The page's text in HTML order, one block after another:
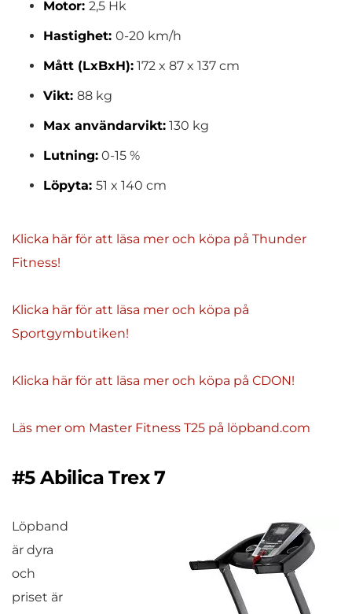
Motor: 2,5 Hk
Hastighet: 0-20 km/h
Mått (LxBxH): 172 x 87 x 137 cm
Vikt: 88 kg
Max användarvikt: 130 kg
Lutning: 0-15 %
Löpyta: 51 x 140 cm
Klicka här för att läsa mer och köpa på Thunder
Fitness!
Klicka här för att läsa mer och köpa på
Sportgymbutiken!
Klicka här för att läsa mer och köpa på CDON!
Läs mer om Master Fitness T25 på löpband.com
#5 Abilica Trex 7
Löpband
är dyra
och
priset är